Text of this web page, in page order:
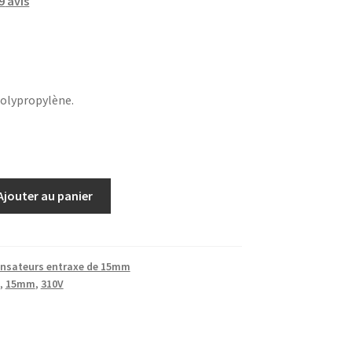
au panier
entraxe de 15mm
, 15mm, 310V